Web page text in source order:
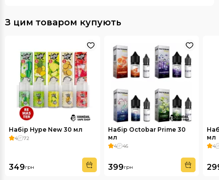
З цим товаром купують
Набір Hype New 30 мл
4 72
349грн
Набір Octobar Prime 30
мл
4 46
399грн
мл
4